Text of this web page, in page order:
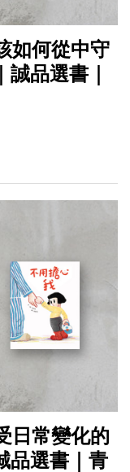
如何從中守
品選書｜
日常變化的
品選書｜青